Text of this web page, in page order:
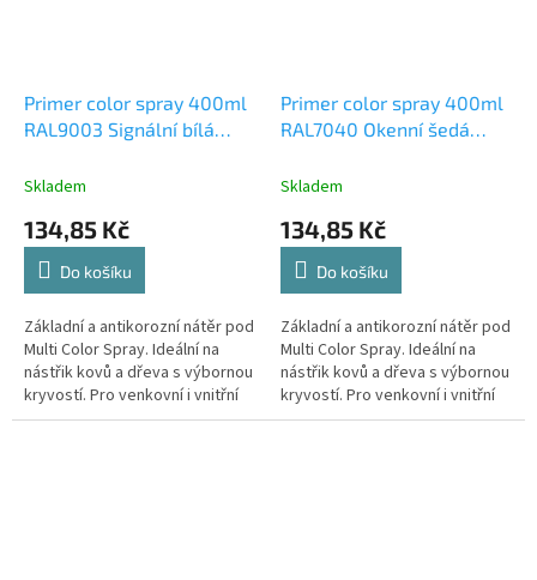
Primer color spray 400ml
RAL9003 Signální bílá
DE
Skladem
134,85 Kč
Do košíku
Základní a antikorozní nátěr pod
Multi Color Spray. Ideální na
nástřik kovů a dřeva s výbornou
kryvostí. Pro venkovní i vnitřní
použití.
Primer color spray 400ml
RAL7040 Okenní šedá
DE
Skladem
134,85 Kč
Do košíku
Základní a antikorozní nátěr pod
Multi Color Spray. Ideální na
nástřik kovů a dřeva s výbornou
kryvostí. Pro venkovní i vnitřní
použití.